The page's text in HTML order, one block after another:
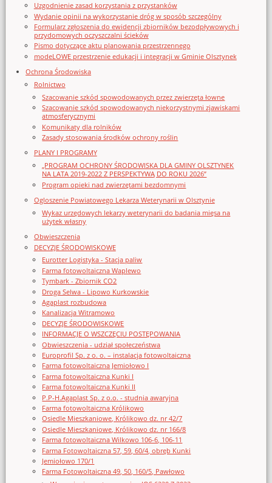
Uzgodnienie zasad korzystania z przystanków
Wydanie opinii na wykorzystanie dróg w sposób szczególny
Formularz zgłoszenia do ewidencji zbiorników bezodpływowych i
przydomowych oczyszczalni ścieków
Pismo dotyczące aktu planowania przestrzennego
modeLOWE przestrzenie edukacji i integracji w Gminie Olsztynek
Ochrona Środowiska
Rolnictwo
Szacowanie szkód spowodowanych przez zwierzęta łowne
Szacowanie szkód spowodowanych niekorzystnymi zjawiskami
atmosferycznymi
Komunikaty dla rolników
Zasady stosowania środków ochrony roślin
PLANY I PROGRAMY
„PROGRAM OCHRONY ŚRODOWISKA DLA GMINY OLSZTYNEK
NA LATA 2019-2022 Z PERSPEKTYWĄ DO ROKU 2026”
Program opieki nad zwierzętami bezdomnymi
Ogloszenie Powiatowego Lekarza Weterynarii w Olsztynie
Wykaz urzędowych lekarzy weterynarii do badania mięsa na
użytek własny
Obwieszczenia
DECYZJE ŚRODOWISKOWE
Eurotter Logistyka - Stacja paliw
Farma fotowoltaiczna Waplewo
Tymbark - Zbiornik CO2
Droga Selwa - Lipowo Kurkowskie
Agaplast rozbudowa
Kanalizacja Witramowo
DECYZJE ŚRODOWISKOWE
INFORMACJE O WSZCZĘCIU POSTĘPOWANIA
Obwieszczenia - udział społeczeństwa
Europrofil Sp. z o. o. – instalacja fotowoltaiczna
Farma fotowoltaiczna Jemiołowo I
Farma fotowoltaiczna Kunki I
Farma fotowoltaiczna Kunki II
P.P-H.Agaplast Sp. z o.o. - studnia awaryjna
Farma fotowoltaiczna Królikowo
Osiedle Mieszkaniowe, Królikowo dz. nr 42/7
Osiedle Mieszkaniowe, Królikowo dz. nr 166/8
Farma fotowoltaiczna Wilkowo 106-6, 106-11
Farma Fotowoltaiczna 57, 59, 60/4, obręb Kunki
Jemiołowo 170/1
Farma Fotowoltaiczna 49, 50, 160/5, Pawłowo